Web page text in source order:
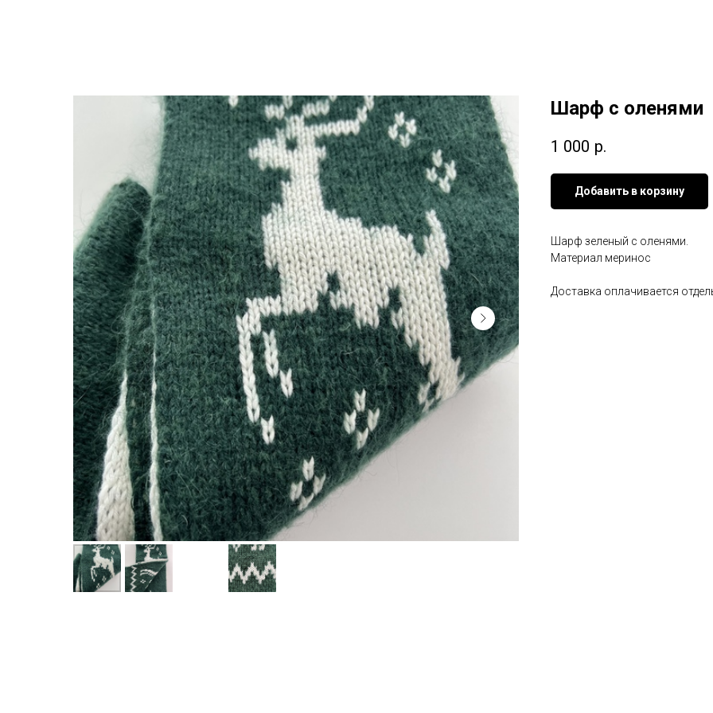
Шарф с оленями
1 000 р.
Добавить в корзину
Шарф зеленый с оленями.
Материал меринос
Доставка оплачивается